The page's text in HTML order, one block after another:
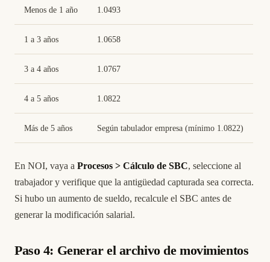
Menos de 1 año 1.0493
1 a 3 años 1.0658
3 a 4 años 1.0767
4 a 5 años 1.0822
Más de 5 años Según tabulador empresa (mínimo 1.0822)
En NOI, vaya a Procesos > Cálculo de SBC, seleccione al
trabajador y verifique que la antigüedad capturada sea correcta.
Si hubo un aumento de sueldo, recalcule el SBC antes de
generar la modificación salarial.
Paso 4: Generar el archivo de movimientos